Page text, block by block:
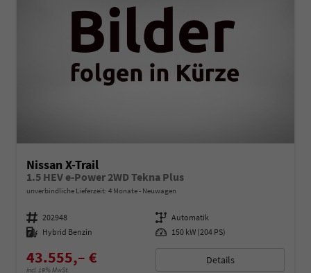
Nissan X-Trail
1.5 HEV e-Power 2WD Tekna Plus
unverbindliche Lieferzeit: 4 Monate Neuwagen
Fahrzeugnummer 202948 Getriebe Automatik
Kraftstoff Hybrid Benzin Leistung 150 kW (204 PS)
43.555,– €
incl. 19% MwSt.
Details